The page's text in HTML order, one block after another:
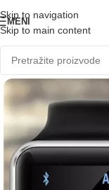
Skip to navigation
Skip to main content
MENI